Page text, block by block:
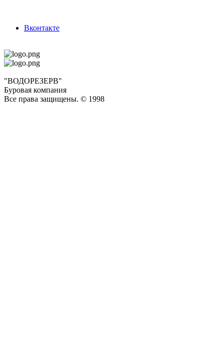
Вконтакте
"ВОДОРЕЗЕРВ"
Буровая компания
Все права защищены. © 1998